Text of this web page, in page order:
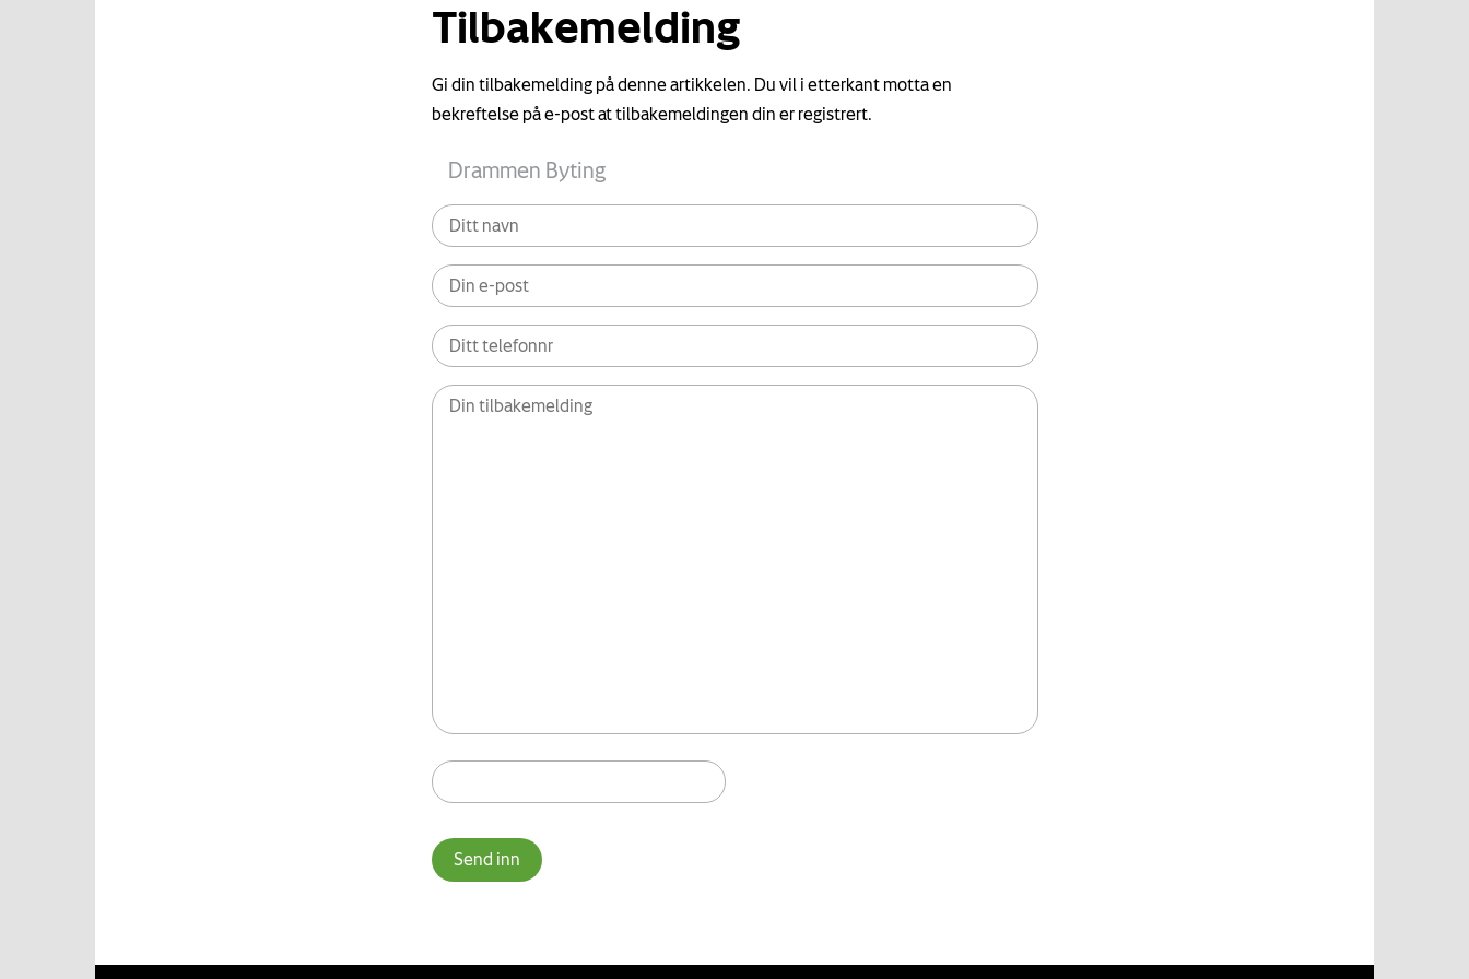
Tilbakemelding
Gi din tilbakemelding på denne artikkelen. Du vil i etterkant motta en
bekreftelse på e-post at tilbakemeldingen din er registrert.